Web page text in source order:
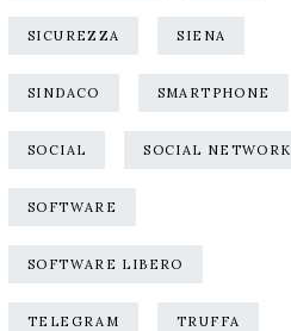
SICUREZZA SIENA
SINDACO SMARTPHONE
SOCIAL SOCIAL NETWORK
SOFTWARE
SOFTWARE LIBERO
TELEGRAM TRUFFA